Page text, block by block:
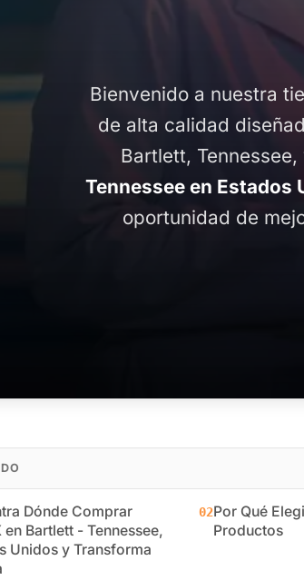
Bienvenido a nuestra
de alta calidad
Bartlett,
Tennessee en Estados
oportunidad de
Dónde Comprar
en Bartlett - Tennessee,
Unidos y Transforma
02Por Qué
Productos